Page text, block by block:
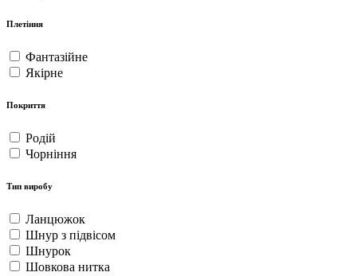
Плетіння
Фантазійне
Якірне
Покриття
Родій
Чорніння
Тип виробу
Ланцюжок
Шнур з підвісом
Шнурок
Шовкова нитка